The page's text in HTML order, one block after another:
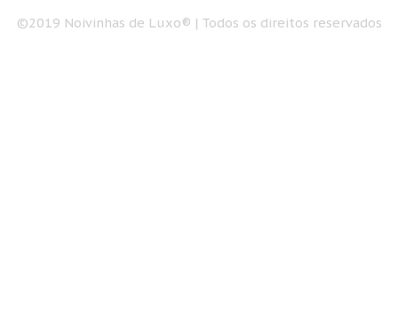
©2019 Noivinhas de Luxo® | Todos os direitos reservados